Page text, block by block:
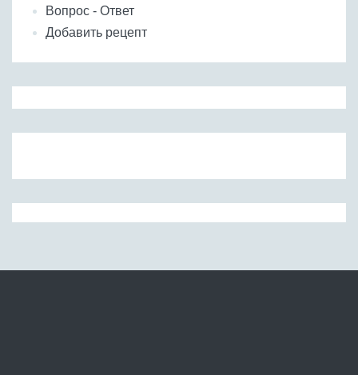
Вопрос - Ответ
Добавить рецепт